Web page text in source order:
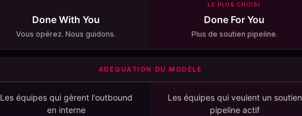
Done With You
Vous opérez. Nous guidons.
LE PLUS CHOISI
Done For You
Plus de soutien pipeline.
ADÉQUATION DU MODÈLE
Les équipes qui gèrent l'outbound
en interne
Les équipes qui veulent un soutien
pipeline actif